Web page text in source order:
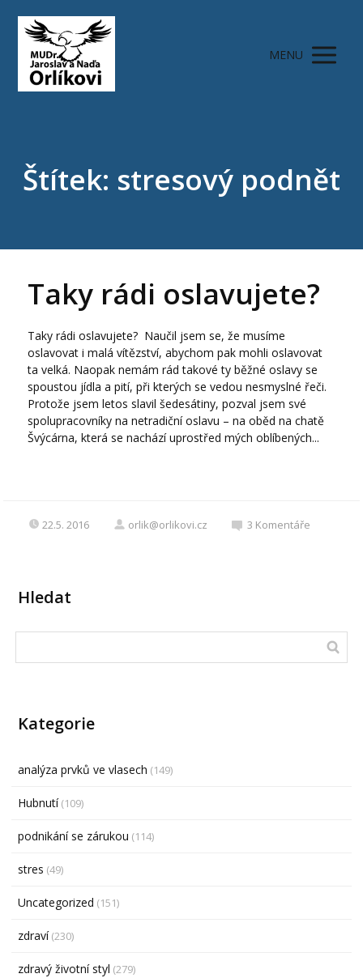
MENU
Štítek: stresový podnět
Taky rádi oslavujete?
Taky rádi oslavujete? Naučil jsem se, že musíme
oslavovat i malá vítězství, abychom pak mohli oslavovat
ta velká. Naopak nemám rád takové ty běžné oslavy se
spoustou jídla a pití, při kterých se vedou nesmyslné řeči.
Protože jsem letos slavil šedesátiny, pozval jsem své
spolupracovníky na netradiční oslavu – na oběd na chatě
Švýcárna, která se nachází uprostřed mých oblíbených...
22.5. 2016 orlik@orlikovi.cz 3 Komentáře
Hledat
Kategorie
analýza prvků ve vlasech (149)
Hubnutí(109)
podnikání se zárukou (114)
stres (49)
Uncategorized (151)
zdraví(230)
zdravý životní styl (279)